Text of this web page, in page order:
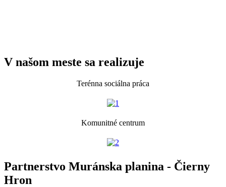
V našom meste sa realizuje
Terénna sociálna práca
Komunitné centrum
Partnerstvo Muránska planina - Čierny
Hron